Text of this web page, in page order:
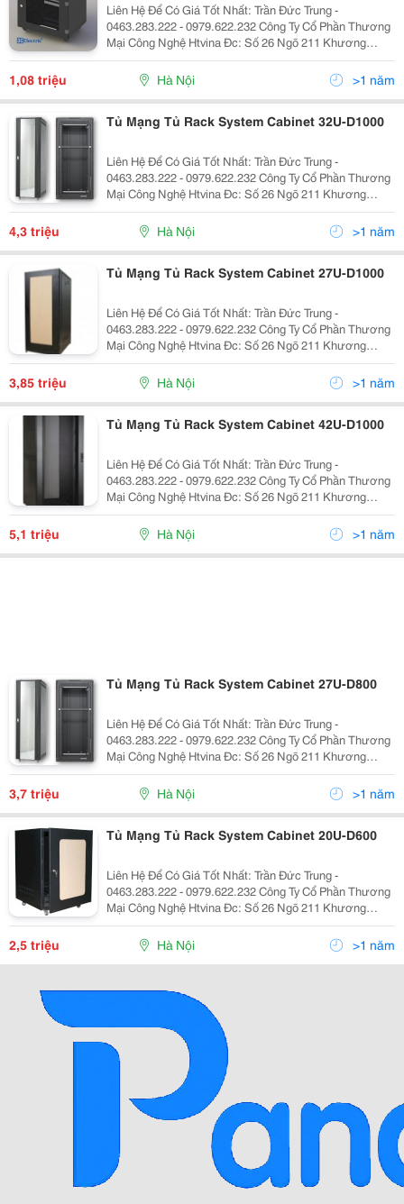
Liên Hệ Để Có Giá Tốt Nhất: Trần Đức Trung -
0463.283.222 - 0979.622.232 Công Ty Cổ Phần Thương
Mại Công Nghệ Htvina Đc: Số 26 Ngõ 211 Khương
Trung &Ndash; Thanh Xuân &Ndash; Hà Nội Yahoo
:Htvinakd3 Http ://Www.sieuthiht.com Trụ Sở Chính:
1,08 triệu Hà Nội >1 năm
Tủ Mạng Tủ Rack System Cabinet 32U-D1000
Liên Hệ Để Có Giá Tốt Nhất: Trần Đức Trung -
0463.283.222 - 0979.622.232 Công Ty Cổ Phần Thương
Mại Công Nghệ Htvina Đc: Số 26 Ngõ 211 Khương
Trung &Ndash; Thanh Xuân &Ndash; Hà Nội Yahoo
:Htvinakd3 Http ://Www.sieuthiht.com Trụ Sở Chính:
4,3 triệu Hà Nội >1 năm
Tủ Mạng Tủ Rack System Cabinet 27U-D1000
Liên Hệ Để Có Giá Tốt Nhất: Trần Đức Trung -
0463.283.222 - 0979.622.232 Công Ty Cổ Phần Thương
Mại Công Nghệ Htvina Đc: Số 26 Ngõ 211 Khương
Trung &Ndash; Thanh Xuân &Ndash; Hà Nội Yahoo
:Htvinakd3 Http ://Www.sieuthiht.com Trụ Sở Chính:
3,85 triệu Hà Nội >1 năm
Tủ Mạng Tủ Rack System Cabinet 42U-D1000
Liên Hệ Để Có Giá Tốt Nhất: Trần Đức Trung -
0463.283.222 - 0979.622.232 Công Ty Cổ Phần Thương
Mại Công Nghệ Htvina Đc: Số 26 Ngõ 211 Khương
Trung &Ndash; Thanh Xuân &Ndash; Hà Nội Yahoo
:Htvinakd3 Http ://Www.sieuthiht.com Trụ Sở Chính:
5,1 triệu Hà Nội >1 năm
Tủ Mạng Tủ Rack System Cabinet 27U-D800
Liên Hệ Để Có Giá Tốt Nhất: Trần Đức Trung -
0463.283.222 - 0979.622.232 Công Ty Cổ Phần Thương
Mại Công Nghệ Htvina Đc: Số 26 Ngõ 211 Khương
Trung &Ndash; Thanh Xuân &Ndash; Hà Nội Yahoo
:Htvinakd3 Http ://Www.sieuthiht.com Trụ Sở Chính:
3,7 triệu Hà Nội >1 năm
Tủ Mạng Tủ Rack System Cabinet 20U-D600
Liên Hệ Để Có Giá Tốt Nhất: Trần Đức Trung -
0463.283.222 - 0979.622.232 Công Ty Cổ Phần Thương
Mại Công Nghệ Htvina Đc: Số 26 Ngõ 211 Khương
Trung &Ndash; Thanh Xuân &Ndash; Hà Nội Yahoo
:Htvinakd3 Http ://Www.sieuthiht.com Trụ Sở Chính:
2,5 triệu Hà Nội >1 năm